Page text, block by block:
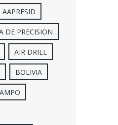
AAPRESID
DE PRECISION
AIR DRILL
BOLIVIA